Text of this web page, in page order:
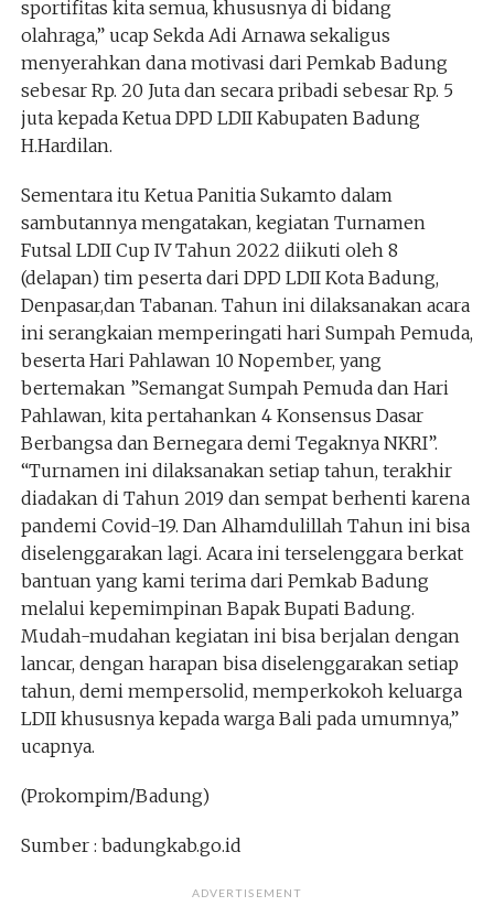
sportifitas kita semua, khususnya di bidang
olahraga,” ucap Sekda Adi Arnawa sekaligus
menyerahkan dana motivasi dari Pemkab Badung
sebesar Rp. 20 Juta dan secara pribadi sebesar Rp. 5
juta kepada Ketua DPD LDII Kabupaten Badung
H.Hardilan.
Sementara itu Ketua Panitia Sukamto dalam
sambutannya mengatakan, kegiatan Turnamen
Futsal LDII Cup IV Tahun 2022 diikuti oleh 8
(delapan) tim peserta dari DPD LDII Kota Badung,
Denpasar,dan Tabanan. Tahun ini dilaksanakan acara
ini serangkaian memperingati hari Sumpah Pemuda,
beserta Hari Pahlawan 10 Nopember, yang
bertemakan ”Semangat Sumpah Pemuda dan Hari
Pahlawan, kita pertahankan 4 Konsensus Dasar
Berbangsa dan Bernegara demi Tegaknya NKRI”.
“Turnamen ini dilaksanakan setiap tahun, terakhir
diadakan di Tahun 2019 dan sempat berhenti karena
pandemi Covid-19. Dan Alhamdulillah Tahun ini bisa
diselenggarakan lagi. Acara ini terselenggara berkat
bantuan yang kami terima dari Pemkab Badung
melalui kepemimpinan Bapak Bupati Badung.
Mudah-mudahan kegiatan ini bisa berjalan dengan
lancar, dengan harapan bisa diselenggarakan setiap
tahun, demi mempersolid, memperkokoh keluarga
LDII khususnya kepada warga Bali pada umumnya,”
ucapnya.
(Prokompim/Badung)
Sumber : badungkab.go.id
ADVERTISEMENT